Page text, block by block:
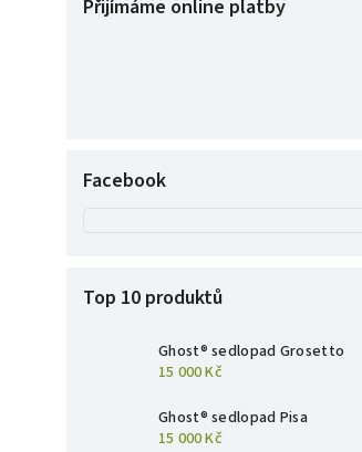
Přijímáme online platby
Facebook
Top 10 produktů
Ghost® sedlopad Grosetto
15 000 Kč
Ghost® sedlopad Pisa
15 000 Kč